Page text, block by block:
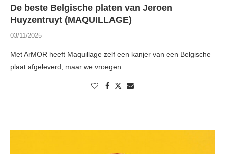
De beste Belgische platen van Jeroen
Huyzentruyt (MAQUILLAGE)
03/11/2025
Met ArMOR heeft Maquillage zelf een kanjer van een Belgische
plaat afgeleverd, maar we vroegen …